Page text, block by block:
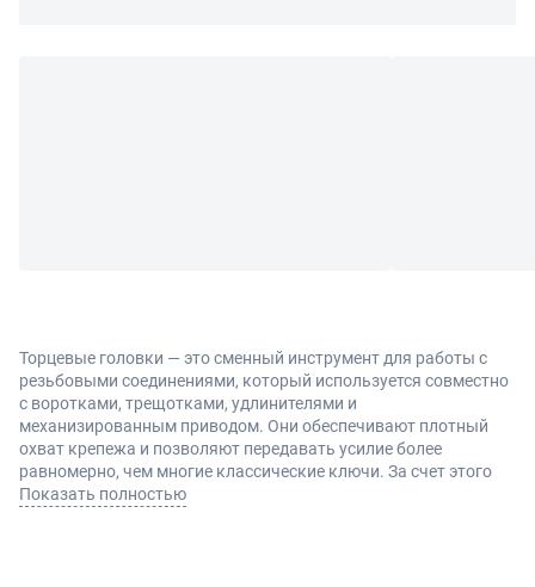
Торцевые головки — это сменный инструмент для работы с
резьбовыми соединениями, который используется совместно
с воротками, трещотками, удлинителями и
механизированным приводом. Они обеспечивают плотный
охват крепежа и позволяют передавать усилие более
равномерно, чем многие классические ключи. За счет этого
снижается риск повреждения граней и повышается удобство
Показать полностью